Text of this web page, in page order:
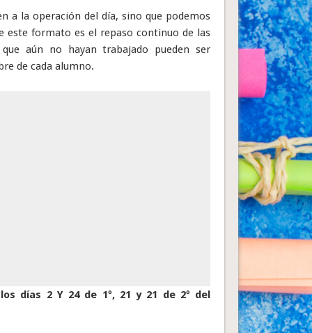
a la operación del día, sino que podemos
este formato es el repaso continuo de las
aún no hayan trabajado pueden ser
de cada alumno.
días 2 Y 24 de 1º, 21 y 21 de 2º del